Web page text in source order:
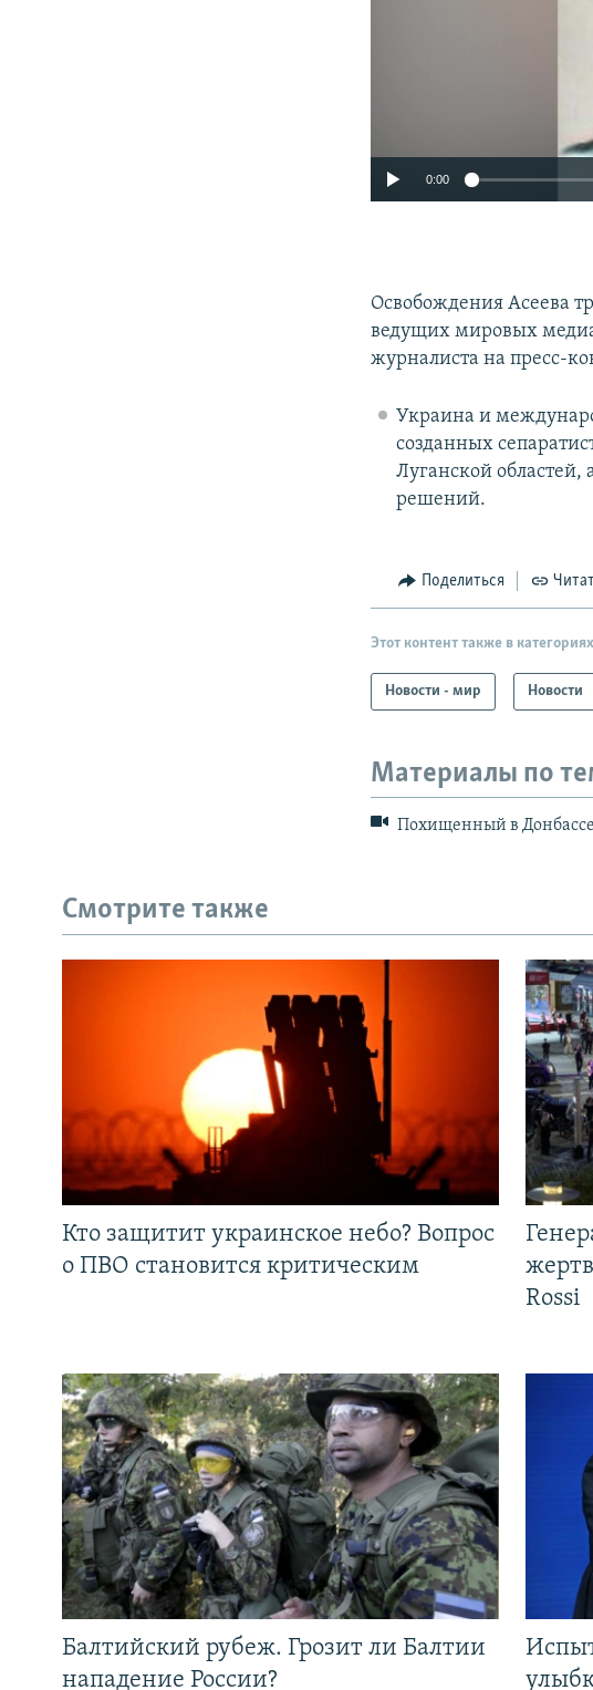
0:00
Освобождения Асеева
ведущих мировых
журналиста на пресс-
Украина и
созданных
Луганской
решений.
Поделиться
Этот контент также в категориях
Новости - мир Новости
Материалы по
Похищенный в
Смотрите также
Кто защитит украинское небо? Вопрос
о ПВО становится критическим
Rossi
Балтийский рубеж. Грозит ли Балтии
нападение России?